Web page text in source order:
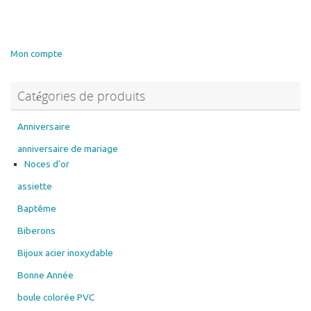
être
choisies
page
Mon compte
Catégories de produits
Anniversaire
anniversaire de mariage
Noces d'or
assiette
Baptême
Biberons
Bijoux acier inoxydable
Bonne Année
boule colorée PVC